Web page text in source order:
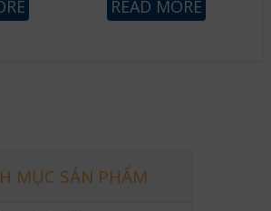
READ MORE
MỤC SẢN PHẨM